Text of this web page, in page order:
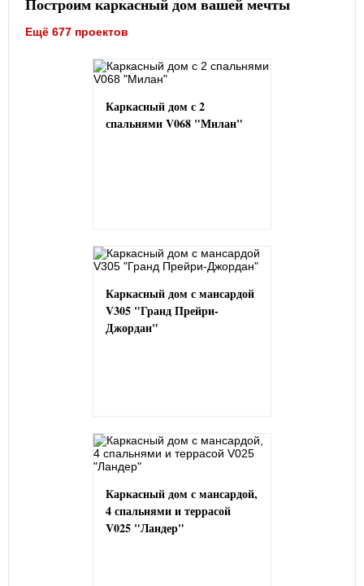
Ещё 677 проектов
Каркасный дом с 2
спальнями V068 "Милан"
Каркасный дом с мансардой
V305 "Гранд Прейри-
Джордан"
Каркасный дом с мансардой,
4 спальнями и террасой
V025 "Ландер"